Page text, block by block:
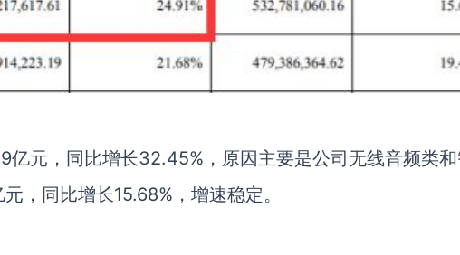
亿元，同比增长32.45% ，原因主要是公司无线音频类
元，同比增长15.68% ，增速稳定。